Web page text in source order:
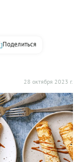
28 октября 2023 г.
Поделиться